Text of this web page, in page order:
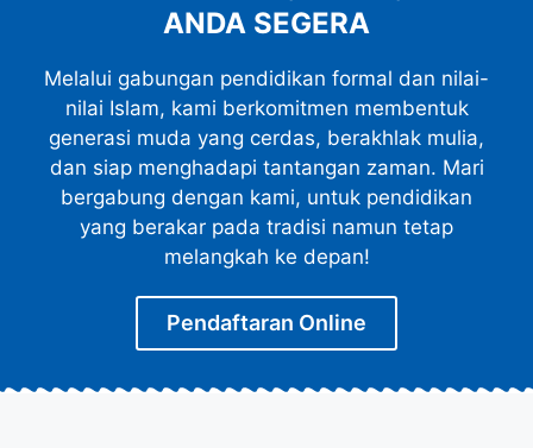
ANDA SEGERA
Melalui gabungan pendidikan formal dan nilai-
nilai Islam, kami berkomitmen membentuk
generasi muda yang cerdas, berakhlak mulia,
dan siap menghadapi tantangan zaman. Mari
bergabung dengan kami, untuk pendidikan
yang berakar pada tradisi namun tetap
melangkah ke depan!
Pendaftaran Online